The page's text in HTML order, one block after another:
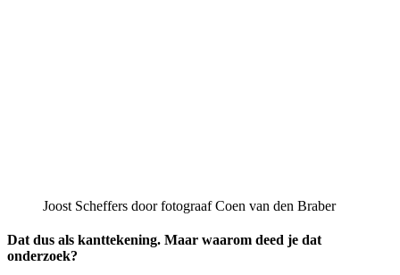
Joost Scheffers door fotograaf Coen van den Braber
Dat dus als kanttekening. Maar waarom deed je dat
onderzoek?